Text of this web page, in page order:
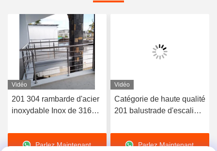
Vidéo
201 304 rambarde d'acier
inoxydable Inox de 316
personnalisation
Parlez Maintenant.
Vidéo
Catégorie de haute qualité
201 balustrade d'escalier
d'escalier de l'acier
inoxydable 304 316
Parlez Maintenant.